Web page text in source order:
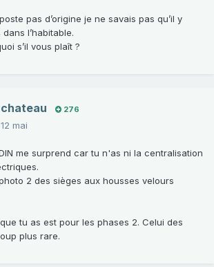
pas d’origine je ne savais pas qu’il y
l’habitable.
s’il vous plaît ?
276
mai
me surprend car tu n'as ni la centralisation
2 des sièges aux housses velours
que tu as est pour les phases 2. Celui des
plus rare.